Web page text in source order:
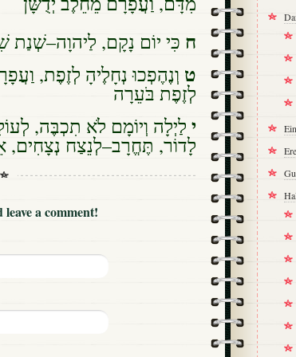
ח כִּי יוֹם נָקָם, לַיהוָה–שְׁנַת
ט וְנֶהֶפְכוּ נְחָלֶיהָ לְזֶפֶת,
לְזֶפֶת בֹּעֵרָה
י לַיְלָה וְיוֹמָם לֹא תִכְבֶּה,
לָדוֹר, תֶּחֱרָב–לְנֵצַח נְצָחִים,
a comment!